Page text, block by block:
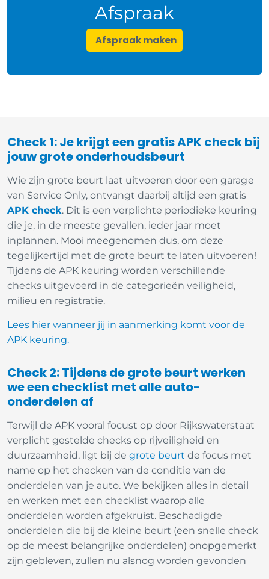
Afspraak
Afspraak maken
Check 1: Je krijgt een gratis APK check bij
jouw grote onderhoudsbeurt
Wie zijn grote beurt laat uitvoeren door een garage
van Service Only, ontvangt daarbij altijd een gratis
APK check. Dit is een verplichte periodieke keuring
die je, in de meeste gevallen, ieder jaar moet
inplannen. Mooi meegenomen dus, om deze
tegelijkertijd met de grote beurt te laten uitvoeren!
Tijdens de APK keuring worden verschillende
checks uitgevoerd in de categorieën veiligheid,
milieu en registratie.
Lees hier wanneer jij in aanmerking komt voor de
APK keuring.
Check 2: Tijdens de grote beurt werken
we een checklist met alle auto-
onderdelen af
Terwijl de APK vooral focust op door Rijkswaterstaat
verplicht gestelde checks op rijveiligheid en
duurzaamheid, ligt bij degrote beurt de focus met
name op het checken van de conditie van de
onderdelen van je auto. We bekijken alles in detail
en werken met een checklist waarop alle
onderdelen worden afgekruist. Beschadigde
onderdelen die bij de kleine beurt (een snelle check
op de meest belangrijke onderdelen) onopgemerkt
zijn gebleven, zullen nu alsnog worden gevonden